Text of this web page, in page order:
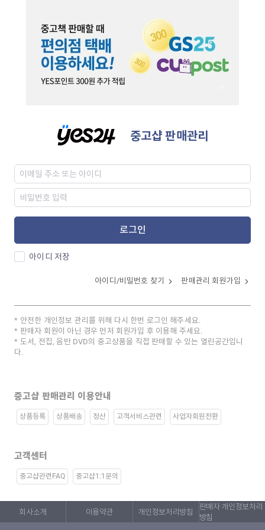
중고샵 판매관리
로그인
아이디 저장
아이디/비밀번호 찾기 판매관리 회원가입
안전한 개인정보 관리를 위해 다시 한번 로그인 해주세요.
판매자 회원이 아닌 경우 먼저 회원가입 후 이용해 주세요.
도서, 전집, 음반 DVD의 중고상품을 직접 판매할 수 있는 열린공간입니
다.
중고샵 판매관리 이용안내
상품등록 상품배송 정산 고객서비스관련 사업자회원전환
고객센터
중고샵관련FAQ 중고샵1:1문의
회사소개 이용약관 개인정보처리방침
판매자 개인정보처리
방침